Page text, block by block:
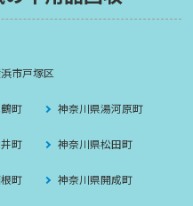
市戸塚区
町 神奈川県湯河原町
町 神奈川県松田町
町 神奈川県開成町